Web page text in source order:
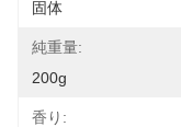
固体
純重量:
200g
香り: